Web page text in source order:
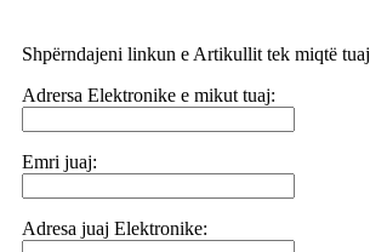
Shpërndajeni linkun e Artikullit tek miqtë tuaj
Adrersa Elektronike e mikut tuaj:
Emri juaj:
Adresa juaj Elektronike: